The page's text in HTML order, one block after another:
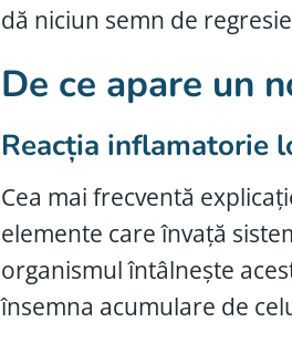
dă niciun semn de
De ce apare un
Reacția inflamatorie
Cea mai frecventă
elemente care învață
organismul întâlnește
însemna acumulare de